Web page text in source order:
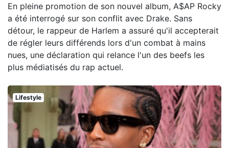
En pleine promotion de son nouvel album, A$AP Rocky
a été interrogé sur son conflit avec Drake. Sans
détour, le rappeur de Harlem a assuré qu'il accepterait
de régler leurs différends lors d'un combat à mains
nues, une déclaration qui relance l'un des beefs les
plus médiatisés du rap actuel.
Lifestyle